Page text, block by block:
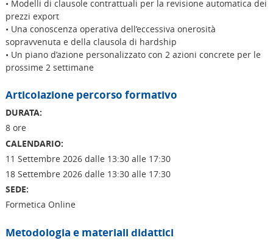
• Modelli di clausole contrattuali per la revisione automatica dei
prezzi export
• Una conoscenza operativa dell’eccessiva onerosità
sopravvenuta e della clausola di hardship
• Un piano d’azione personalizzato con 2 azioni concrete per le
prossime 2 settimane
Articolazione percorso formativo
DURATA:
8 ore
CALENDARIO:
11 Settembre 2026 dalle 13:30 alle 17:30
18 Settembre 2026 dalle 13:30 alle 17:30
SEDE:
Formetica Online
Metodologia e materiali didattici